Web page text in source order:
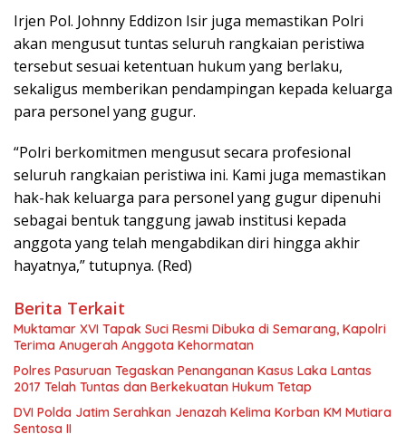
Irjen Pol. Johnny Eddizon Isir juga memastikan Polri
akan mengusut tuntas seluruh rangkaian peristiwa
tersebut sesuai ketentuan hukum yang berlaku,
sekaligus memberikan pendampingan kepada keluarga
para personel yang gugur.
“Polri berkomitmen mengusut secara profesional
seluruh rangkaian peristiwa ini. Kami juga memastikan
hak-hak keluarga para personel yang gugur dipenuhi
sebagai bentuk tanggung jawab institusi kepada
anggota yang telah mengabdikan diri hingga akhir
hayatnya,” tutupnya. (Red)
Berita Terkait
Muktamar XVI Tapak Suci Resmi Dibuka di Semarang, Kapolri
Terima Anugerah Anggota Kehormatan
Polres Pasuruan Tegaskan Penanganan Kasus Laka Lantas
2017 Telah Tuntas dan Berkekuatan Hukum Tetap
DVI Polda Jatim Serahkan Jenazah Kelima Korban KM Mutiara
Sentosa II